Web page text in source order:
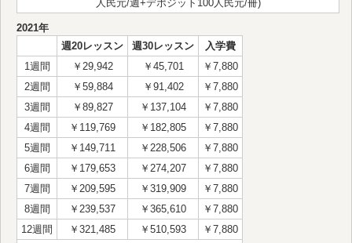
人民元/週+デポジット100人民元/冊)
2021年
週20レッスン
週30レッスン
入学費
1週間
￥29,942 ￥45,701
￥7,880
2週間
￥59,884 ￥91,402
￥7,880
3週間
￥89,827 ￥137,104
￥7,880
4週間
￥119,769 ￥182,805
￥7,880
5週間
￥149,711 ￥228,506
￥7,880
6週間
￥179,653 ￥274,207
￥7,880
7週間
￥209,595 ￥319,909
￥7,880
8週間
￥239,537 ￥365,610
￥7,880
12週間
￥321,485 ￥510,593
￥7,880